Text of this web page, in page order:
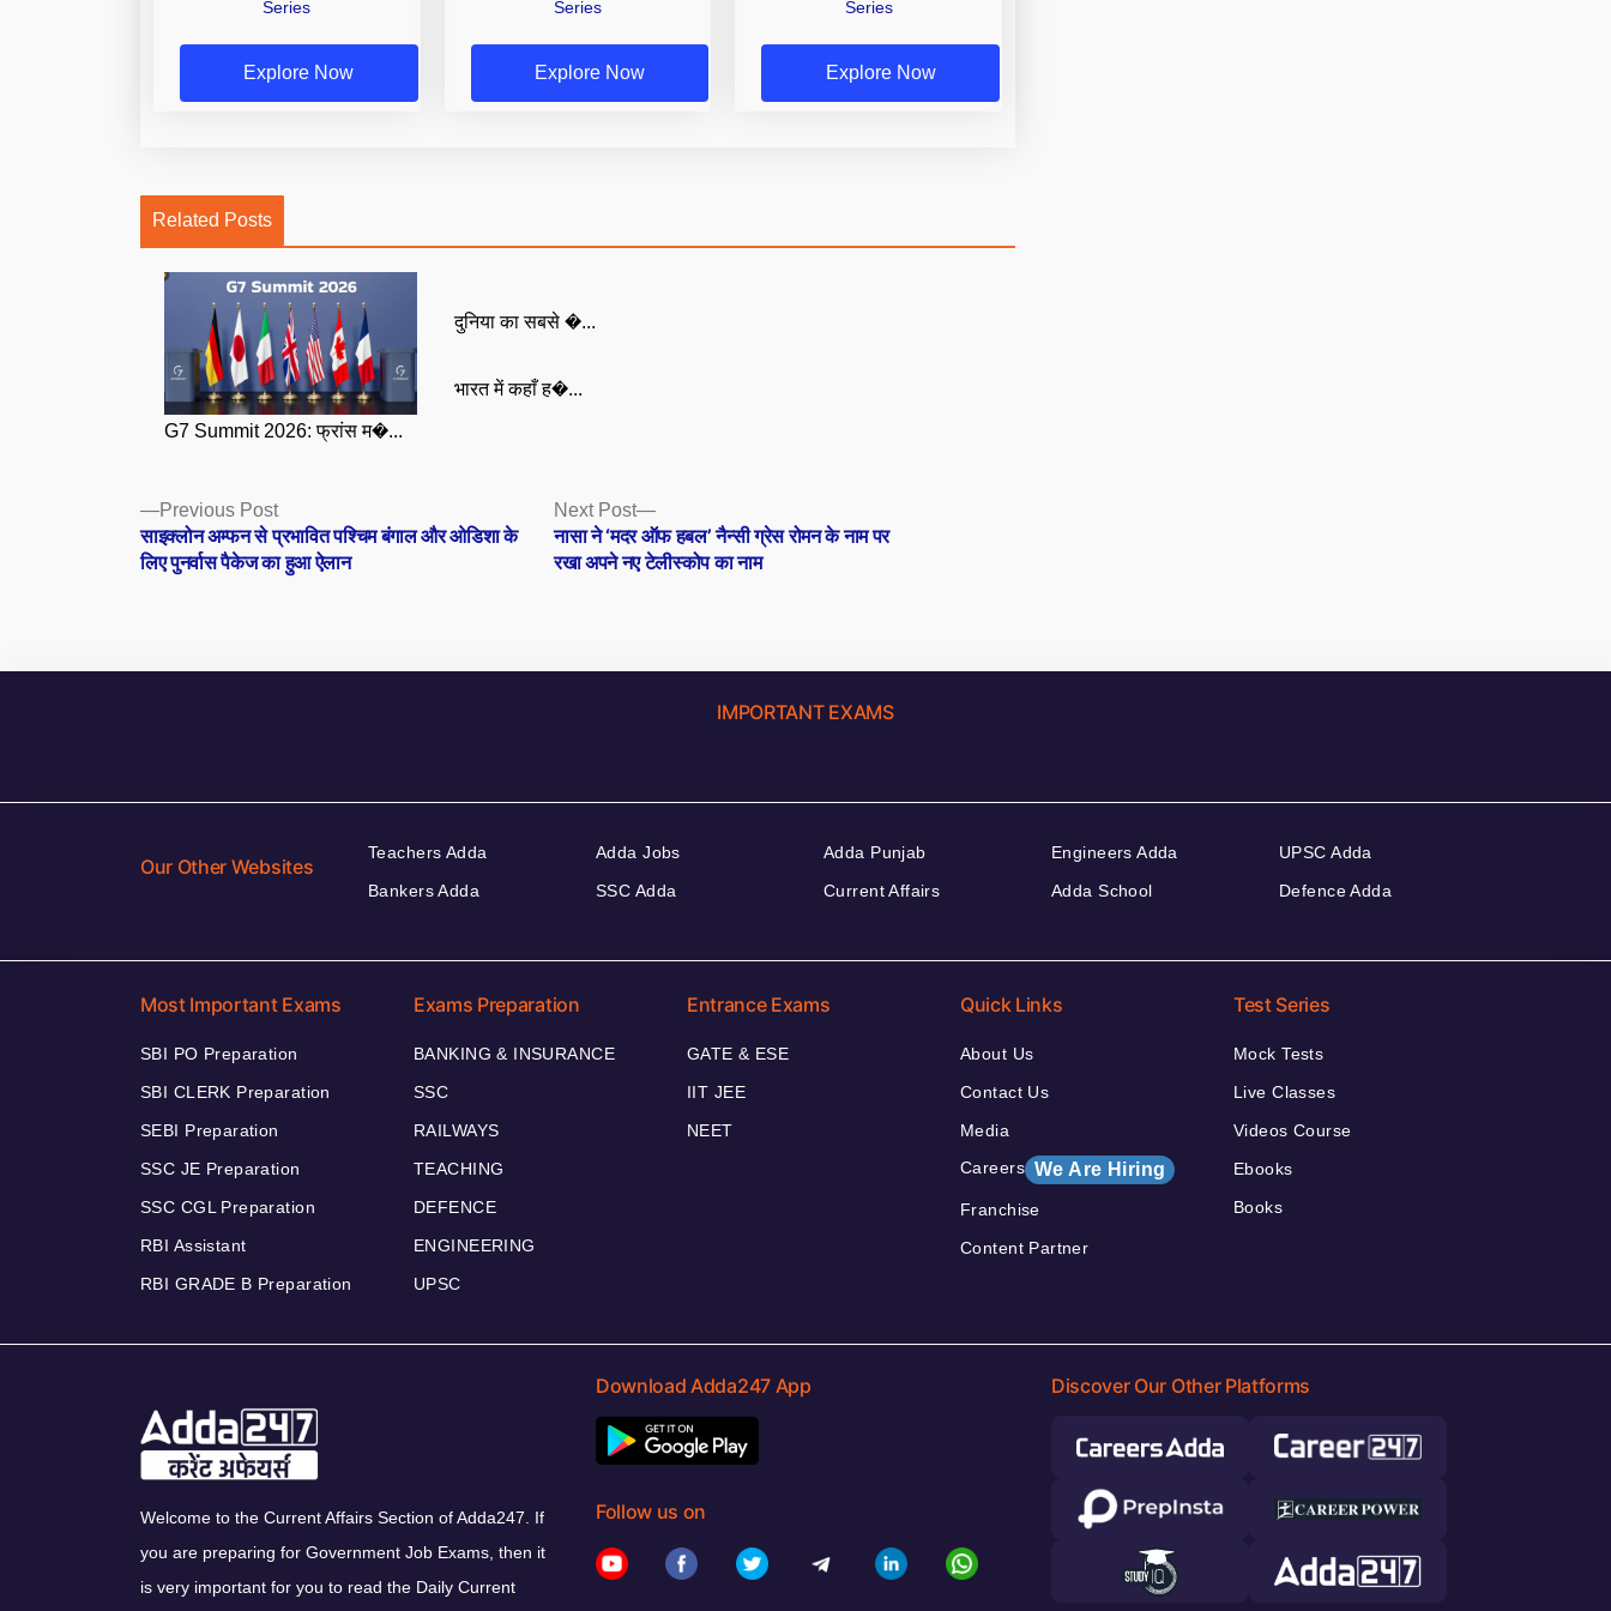
Series
Explore Now
Series
Explore Now
Series
Explore Now
Related Posts
G7 Summit 2026: फ्रांस म�...
दुनिया का सबसे �...
भारत में कहाँ ह�...
Posts
navigation
Previous PostPrevious
post:
साइक्लोन अम्फन से प्रभावित पश्चिम बंगाल और ओडिशा के
लिए पुनर्वास पैकेज का हुआ ऐलान
Next Post
Next
post:
नासा ने ‘मदर ऑफ हबल’ नैन्सी ग्रेस रोमन के नाम पर
रखा अपने नए टेलीस्कोप का नाम
IMPORTANT EXAMS
Our Other Websites
Teachers Adda
Bankers Adda
Adda Jobs
SSC Adda
Adda Punjab
Current Affairs
Engineers Adda
Adda School
UPSC Adda
Defence Adda
Most Important Exams
SBI PO Preparation
SBI CLERK Preparation
SEBI Preparation
SSC JE Preparation
SSC CGL Preparation
RBI Assistant
RBI GRADE B Preparation
Exams Preparation
BANKING & INSURANCE
SSC
RAILWAYS
TEACHING
DEFENCE
ENGINEERING
UPSC
Entrance Exams
GATE & ESE
IIT JEE
NEET
Quick Links
About Us
Contact Us
Media
Careers We Are Hiring
Franchise
Content Partner
Test Series
Mock Tests
Live Classes
Videos Course
Ebooks
Books
Welcome to the Current Affairs Section of Adda247. If
you are preparing for Government Job Exams, then it
is very important for you to read the Daily Current
Download Adda247 App
Follow us on
Discover Our Other Platforms